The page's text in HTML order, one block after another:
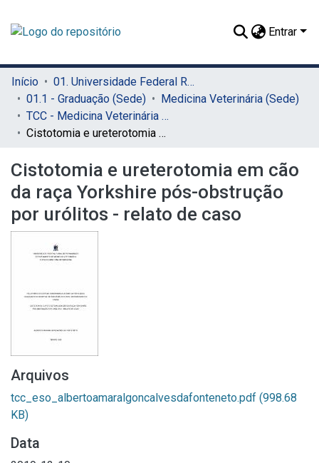
Entrar
Início
01. Universidade Federal Rural de Pernambuco - UFRPE (Sede)
01.1 - Graduação (Sede)
Medicina Veterinária (Sede)
TCC - Medicina Veterinária (Sede)
Cistotomia e ureterotomia em cão da raça Yorkshire pós-obstrução por urólitos - relato de caso
Cistotomia e ureterotomia em cão
da raça Yorkshire pós-obstrução
por urólitos - relato de caso
Arquivos
tcc_eso_albertoamaralgoncalvesdafonteneto.pdf (998.68
KB)
Data